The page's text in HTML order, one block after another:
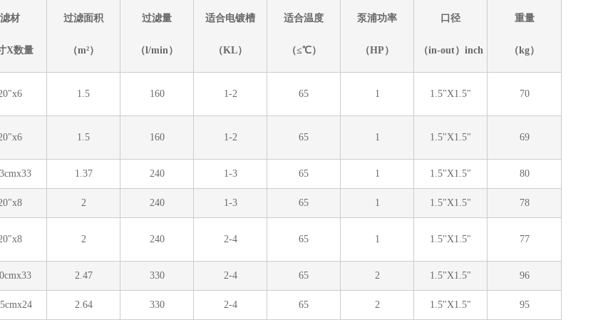
滤材
X数量
过滤面积
（m²）
过滤量
（l/min）
适合电镀槽
（KL）
适合温度
（≤℃）
泵浦功率
（HP）
口径
（in-out）inch
重量
（kg）
1.5 160 1-2 65 1 1.5"X1.5" 70
1.5 160 1-2 65 1 1.5"X1.5" 69
1.37 240 1-3 65 1 1.5"X1.5" 80
2 240 1-3 65 1 1.5"X1.5" 78
2 240 2-4 65 1 1.5"X1.5" 77
2.47 330 2-4 65 2 1.5"X1.5" 96
2.64 330 2-4 65 2 1.5"X1.5" 95